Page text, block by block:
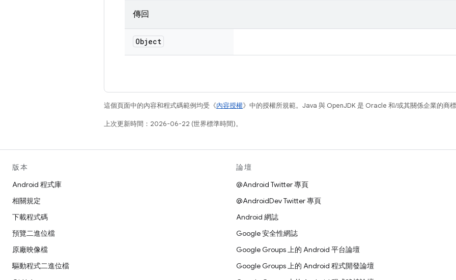
傳回
Object
這個頁面中的內容和程式碼範例均受《內容授權》中的授權所規範。Java 與 OpenJDK 是 Oracle 和/或其關係企業的商標
上次更新時間：2026-06-22 (世界標準時間)。
版本
Android 程式庫
相關規定
下載程式碼
預覽二進位檔
原廠映像檔
驅動程式二進位檔
論壇
@Android Twitter 專頁
@AndroidDev Twitter 專頁
Android 網誌
Google 安全性網誌
Google Groups 上的 Android 平台論壇
Google Groups 上的 Android 程式開發論壇